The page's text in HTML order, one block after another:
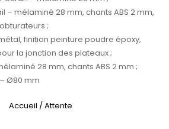
– mélaminé 28 mm, chants ABS 2 mm,
;
finition peinture poudre époxy,
la jonction des plateaux ;
28 mm, chants ABS 2 mm ;
Ø80 mm
Accueil / Attente